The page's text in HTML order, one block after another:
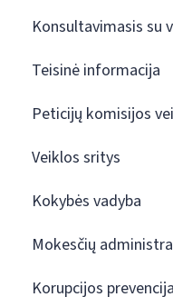
Konsultavimasis su
Teisinė informacija
Peticijų komisijos
Veiklos sritys
Kokybės vadyba
Mokesčių
Korupcijos prevencija